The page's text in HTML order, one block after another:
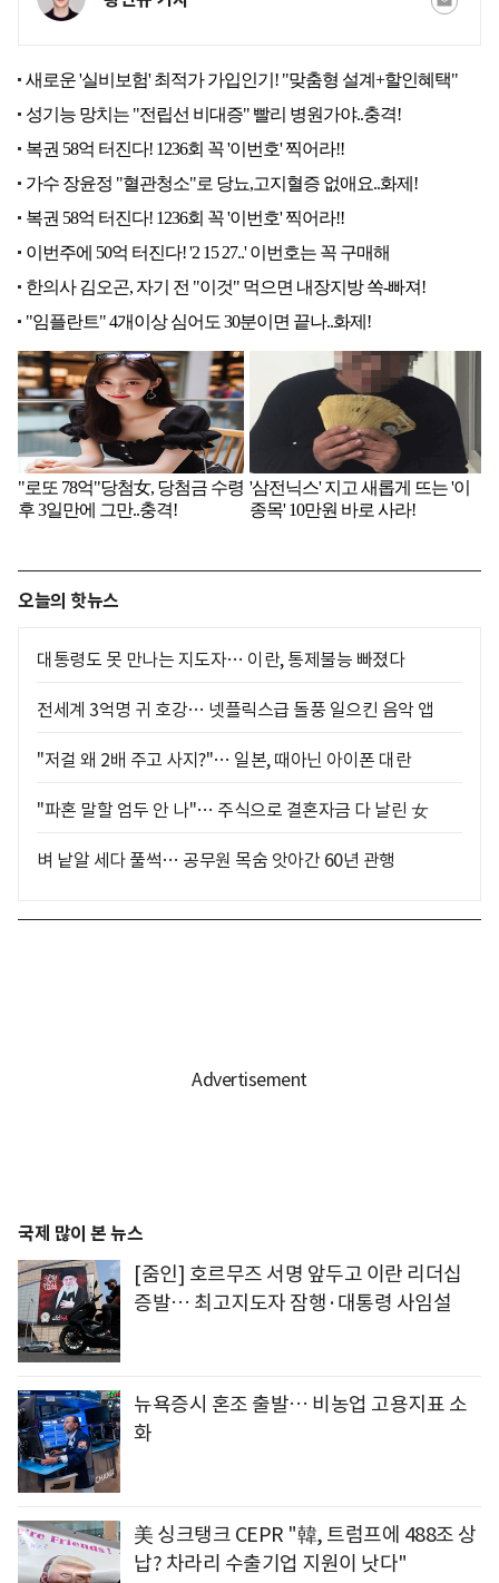
오늘의 핫뉴스
대통령도 못 만나는 지도자… 이란, 통제불능 빠졌다
전세계 3억명 귀 호강… 넷플릭스급 돌풍 일으킨 음악 앱
"저걸 왜 2배 주고 사지?"… 일본, 때아닌 아이폰 대란
"파혼 말할 엄두 안 나"… 주식으로 결혼자금 다 날린 女
벼 낱알 세다 풀썩… 공무원 목숨 앗아간 60년 관행
국제 많이 본 뉴스
[줌인] 호르무즈 서명 앞두고 이란 리더십
증발… 최고지도자 잠행·대통령 사임설
뉴욕증시 혼조 출발… 비농업 고용지표 소
화
美 싱크탱크 CEPR "韓, 트럼프에 488조 상
납? 차라리 수출기업 지원이 낫다"